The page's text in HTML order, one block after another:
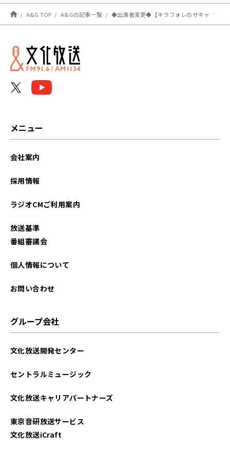
A&G TOP A&Gの記事一覧 ◆出演者変更◆【キラフォレのザキャッチ】１１月２３日放送分・収録回のお知らせ！
メニュー
会社案内
採用情報
ラジオCMご利用案内
放送基準
番組審議会
個人情報について
お問い合わせ
グループ会社
文化放送開発センター
セントラルミュージック
文化放送キャリアパートナーズ
東京音研放送サービス
文化放送iCraft